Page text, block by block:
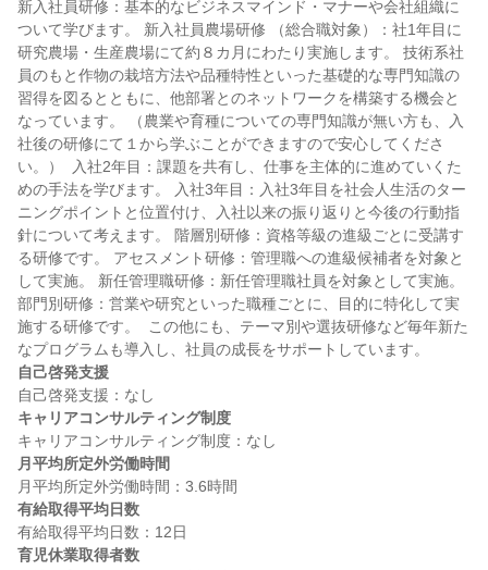
新入社員研修：基本的なビジネスマインド・マナーや会社組織に
ついて学びます。 新入社員農場研修 （総合職対象）：社1年目に
研究農場・生産農場にて約８カ月にわたり実施します。 技術系社
員のもと作物の栽培方法や品種特性といった基礎的な専門知識の
習得を図るとともに、他部署とのネットワークを構築する機会と
なっています。 （農業や育種についての専門知識が無い方も、入
社後の研修にて１から学ぶことができますので安心してくださ
い。）  入社2年目：課題を共有し、仕事を主体的に進めていくた
めの手法を学びます。 入社3年目：入社3年目を社会人生活のター
ニングポイントと位置付け、入社以来の振り返りと今後の行動指
針について考えます。 階層別研修：資格等級の進級ごとに受講す
る研修です。 アセスメント研修：管理職への進級候補者を対象と
して実施。 新任管理職研修：新任管理職社員を対象として実施。
部門別研修：営業や研究といった職種ごとに、目的に特化して実
施する研修です。  この他にも、テーマ別や選抜研修など毎年新た
自己啓発支援
キャリアコンサルティング制度
月平均所定外労働時間
有給取得平均日数
育児休業取得者数